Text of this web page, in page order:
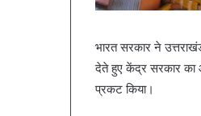
भारत सरकार ने
देते हुए केंद्र सरकार का
प्रकट किया।